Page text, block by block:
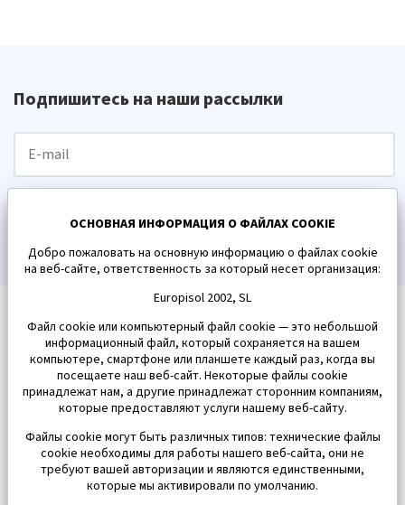
Подпишитесь на наши рассылки
ПОДПИСАТЬСЯ
ОСНОВНАЯ ИНФОРМАЦИЯ О ФАЙЛАХ COOKIE
Добро пожаловать на основную информацию о файлах cookie
на веб-сайте, ответственность за который несет организация:
Europisol 2002, SL
Файл cookie или компьютерный файл cookie — это небольшой
информационный файл, который сохраняется на вашем
компьютере, смартфоне или планшете каждый раз, когда вы
посещаете наш веб-сайт. Некоторые файлы cookie
принадлежат нам, а другие принадлежат сторонним компаниям,
которые предоставляют услуги нашему веб-сайту.
Файлы cookie могут быть различных типов: технические файлы
cookie необходимы для работы нашего веб-сайта, они не
требуют вашей авторизации и являются единственными,
которые мы активировали по умолчанию.